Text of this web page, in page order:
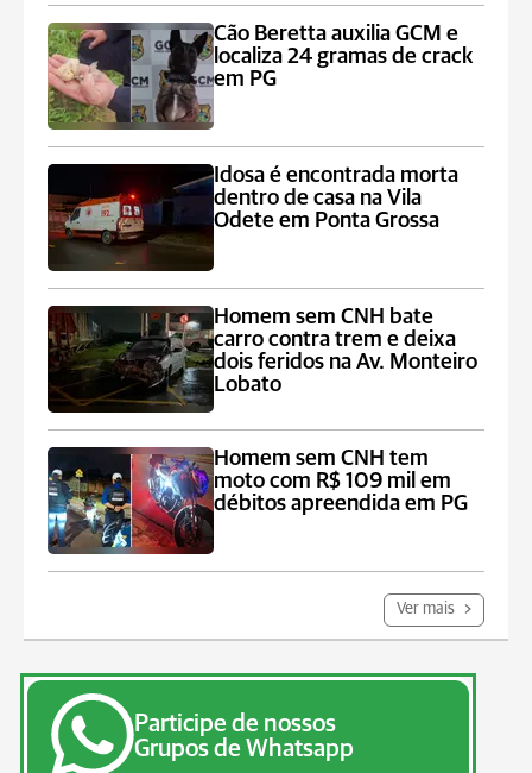
Cão Beretta auxilia GCM e
localiza 24 gramas de crack
em PG
Idosa é encontrada morta
dentro de casa na Vila
Odete em Ponta Grossa
Homem sem CNH bate
carro contra trem e deixa
dois feridos na Av. Monteiro
Lobato
Homem sem CNH tem
moto com R$ 109 mil em
débitos apreendida em PG
Ver mais
Participe de nossos
Grupos de Whatsapp